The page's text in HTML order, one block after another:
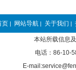
页 | 网站导航 | 关于我们 |
本站所载信息
电话：86-10-
E-